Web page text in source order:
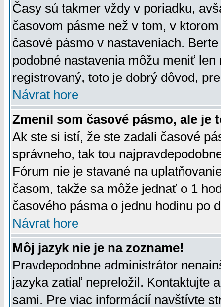
Časy sú takmer vždy v poriadku,
časovom pásme než v tom, v
časové pásmo v nastaveniach.
podobné nastavenia môžu meniť
registrovaný, toto je dobrý dôvod,
Návrat hore
Zmenil som časové pásmo, ale je
Ak ste si istí, že ste zadali časové
správneho, tak tou
Fórum nie je stavané na
časom, takže sa môže jednať o 1
časového pásma o jednu hodinu po
Návrat hore
Môj jazyk nie je na zozname!
Pravdepodobne administrátor
jazyka zatiaľ nepreložil. Kontaktujte
sami. Pre viac informácií navštívte